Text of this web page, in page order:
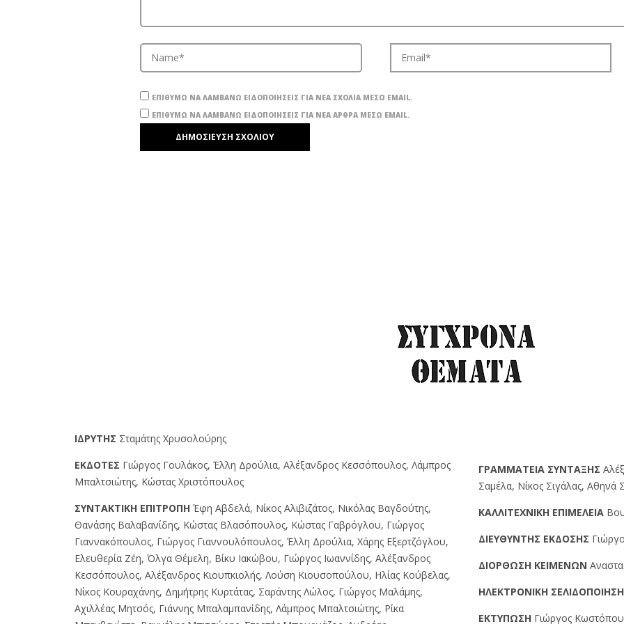
ΕΠΙΘΥΜΏ ΝΑ ΛΑΜΒΆΝΩ ΕΙΔΟΠΟΙΉΣΕΙΣ ΓΙΑ ΝΈΑ ΣΧΌΛΙΑ ΜΈΣΩ EMAIL.
ΕΠΙΘΥΜΏ ΝΑ ΛΑΜΒΆΝΩ ΕΙΔΟΠΟΙΉΣΕΙΣ ΓΙΑ ΝΈΑ ΆΡΘΡΑ ΜΈΣΩ EMAIL.
IΔPYTHΣ Σταμάτης Χρυσολούρης
EKΔOTEΣ Γιώργος Γουλάκος, Έλλη Δρούλια, Αλέξανδρος Κεσσόπουλος, Λάμπρος
Μπαλτσιώτης, Κώστας Χριστόπουλος
ΣYNTAKTIKH EΠITPOΠH Έφη Αβδελά, Νίκος Αλιβιζάτος, Νικόλας Βαγδούτης,
Θανάσης Βαλαβανίδης, Κώστας Βλασόπουλος, Κώστας Γαβρόγλου, Γιώργος
Γιαννακόπουλος, Γιώργος Γιαννουλόπουλος, Έλλη Δρούλια, Χάρης Εξερτζόγλου,
Ελευθερία Ζέη, Όλγα Θέμελη, Βίκυ Ιακώβου, Γιώργος Ιωαννίδης, Αλέξανδρος
Κεσσόπουλος, Αλέξανδρος Κιουπκιολής, Λούση Κιουσοπούλου, Ηλίας Κούβελας,
Νίκος Κουραχάνης, Δημήτρης Κυρτάτας, Σαράντης Λώλος, Γιώργος Μαλάμης,
Αχιλλέας Μητσός, Γιάννης Μπαλαμπανίδης, Λάμπρος Μπαλτσιώτης, Ρίκα
ΓPAMMATEIA ΣYNTAΞHΣ
Σαμέλα, Νίκος Σιγάλας, Αθηνά
KAΛΛITEXNIKH EΠIMEΛEIA
ΔIEYΘYNTHΣ EKΔOΣHΣ
ΔIOPΘΩΣH KEIMENΩN
HΛEKTPONIKH
EKTYΠΩΣH Γιώργος